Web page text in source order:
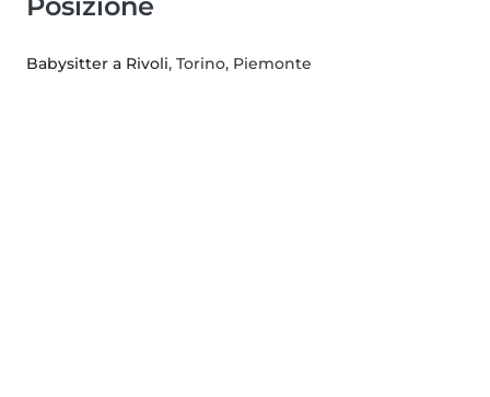
Babysitter a Rivoli, Torino, Piemonte